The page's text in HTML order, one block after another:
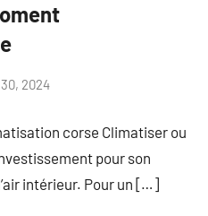
2024
corse Climatiser ou
pour son
intérieur. Pour un […]